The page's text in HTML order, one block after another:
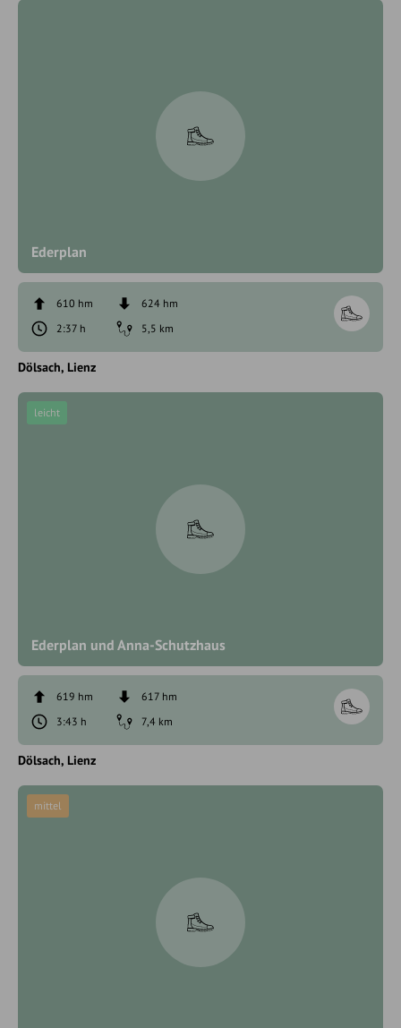
Ederplan
610 hm
624 hm
2:37 h
5,5 km
Dölsach Lienz
Ederplan und Anna-Schutzhaus
leicht
619 hm
617 hm
3:43 h
7,4 km
Dölsach Lienz
mittel